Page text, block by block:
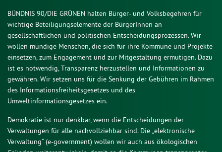
BÜNDNIS 90/DIE GRÜNEN halten Bürger- und Volksbegehren für
wichtige Beteiligungselemente der BürgerInnen an
gesellschaftlichen und politischen Entscheidungsprozessen. Wir
wollen mündige Menschen, die sich für ihre Kommune und Projekte
einsetzen, zum Engagement und zur Mitgestaltung ermutigen. Dazu
ist es notwendig, Transparenz herzustellen und Informationen zu
gewähren. Wir setzen uns für die Senkung der Gebühren im Rahmen
des Informationsfreiheitsgesetzes und des
Umweltinformationsgesetzes ein.
Demokratie ist nur denkbar, wenn die Entscheidungen der
Verwaltungen für alle nachvollziehbar sind. Die „elektronische
Verwaltung“ (e-government) wollen wir auch aus ökologischen